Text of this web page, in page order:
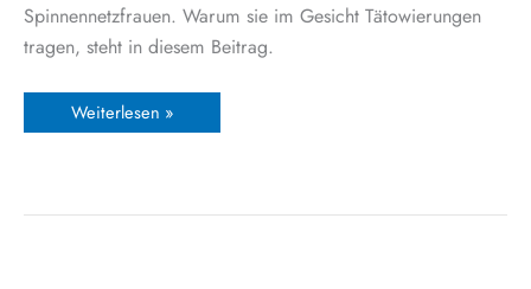
Spinnennetzfrauen. Warum sie im Gesicht Tätowierungen
tragen, steht in diesem Beitrag.
Weiterlesen »